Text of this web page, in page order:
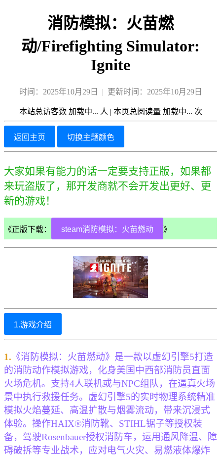
消防模拟：火苗燃
动/Firefighting Simulator:
Ignite
时间：2025年10月29日 | 更新时间：2025年10月29日
本站总访客数 加载中... 人 | 本页总阅读量 加载中... 次
返回主页 切换主题颜色
大家如果有能力的话一定要支持正版，如果都
来玩盗版了，那开发商就不会开发出更好、更
新的游戏！
《正版下载： steam消防模拟：火苗燃动 》
1.游戏介绍
1. 《消防模拟：火苗燃动》是一款以虚幻引擎5打造
的消防动作模拟游戏，化身美国中西部消防员直面
火场危机。支持4人联机或与NPC组队，在逼真火场
景中执行救援任务。虚幻引擎5的实时物理系统精准
模拟火焰蔓延、高温扩散与烟雾流动，带来沉浸式
体验。操作HAIX®消防靴、STIHL锯子等授权装
备，驾驶Rosenbauer授权消防车，运用通风降温、障
碍破拆等专业战术，应对电气火灾、易燃液体爆炸